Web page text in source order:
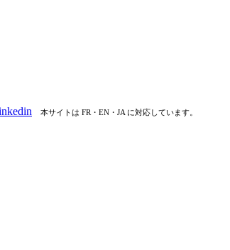
本サイトは FR・EN・JA に対応しています。